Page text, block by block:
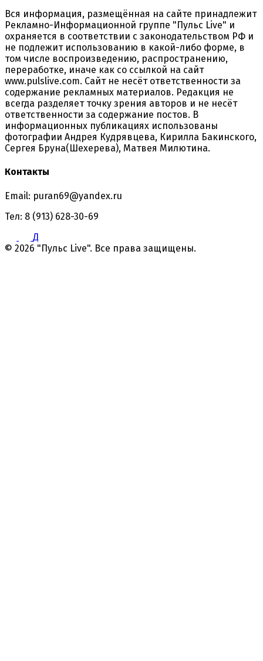
Вся информация, размещённая на сайте принадлежит
Рекламно-Информационной группе "Пульс Live" и
охраняется в соответствии с законодательством РФ и
не подлежит использованию в какой-либо форме, в
том числе воспроизведению, распространению,
переработке, иначе как со ссылкой на сайт
www.pulslive.com. Сайт не несёт ответственности за
содержание рекламных материалов. Редакция не
всегда разделяет точку зрения авторов и не несёт
ответственности за содержание постов. В
информационных публикациях использованы
фотографии Андрея Кудрявцева, Кирилла Бакинского,
Сергея Бруна(Шехерева), Матвея Милютина.
Контакты
Email: puran69@yandex.ru
Тел: 8 (913) 628-30-69
Д
© 2026 "Пульс Live". Все права защищены.